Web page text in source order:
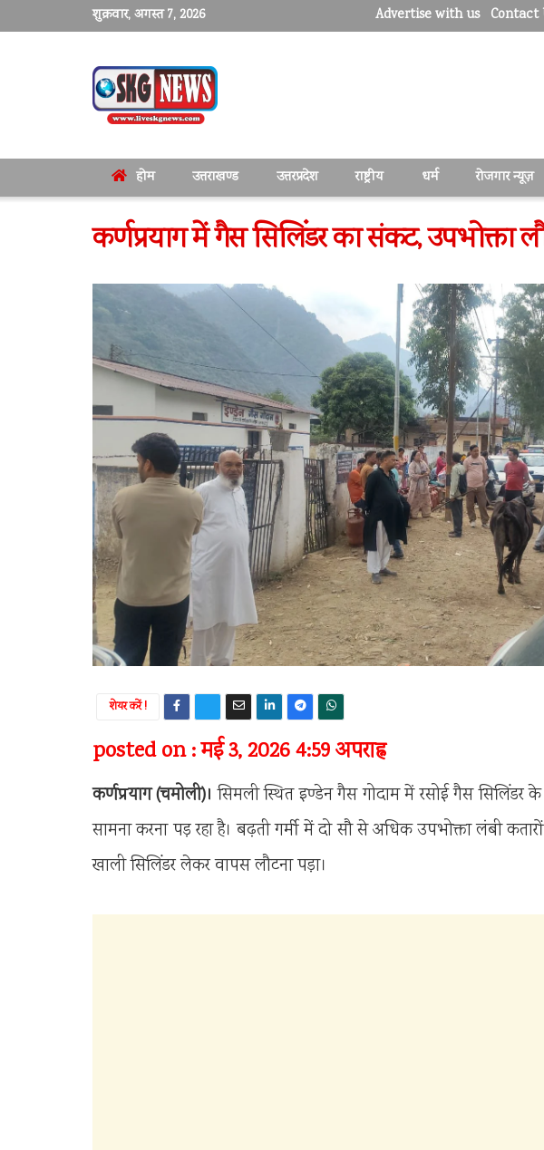
शुक्रवार, अगस्त 7, 2026 Advertise with us Contact
होम उत्तराखण्ड उत्तरप्रदेश राष्ट्रीय धर्म रोजगार न्यूज़
कर्णप्रयाग में गैस सिलिंडर का संकट, उपभोक्ता
शेयर करें !
posted on : मई 3, 2026 4:59 अपराह्न
कर्णप्रयाग (चमोली)। सिमली स्थित इण्डेन गैस गोदाम में रसोई गैस सिलिंडर
सामना करना पड़ रहा है। बढ़ती गर्मी में दो सौ से अधिक उपभोक्ता लंबी
खाली सिलिंडर लेकर वापस लौटना पड़ा।